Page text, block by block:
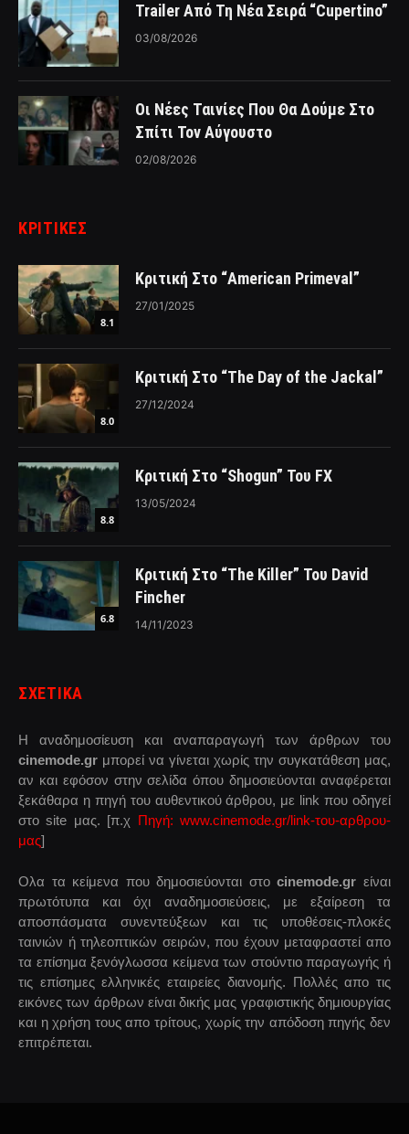
Trailer Από Τη Νέα Σειρά “Cupertino”
03/08/2026
Οι Νέες Ταινίες Που Θα Δούμε Στο
Σπίτι Τον Αύγουστο
02/08/2026
ΚΡΙΤΙΚΈΣ
8.1
Κριτική Στο “American Primeval”
27/01/2025
8.0
Κριτική Στο “The Day of the Jackal”
27/12/2024
8.8
Κριτική Στο “Shogun” Του FX
13/05/2024
6.8
Κριτική Στο “The Killer” Του David
Fincher
14/11/2023
ΣΧΕΤΙΚΑ
Η αναδημοσίευση και αναπαραγωγή των άρθρων του
cinemode.gr μπορεί να γίνεται χωρίς την συγκατάθεση μας,
αν και εφόσον στην σελίδα όπου δημοσιεύονται αναφέρεται
ξεκάθαρα η πηγή του αυθεντικού άρθρου, με link που οδηγεί
στο site μας. [π.χ Πηγή: www.cinemode.gr/link-του-αρθρου-
μας]
Ολα τα κείμενα που δημοσιεύονται στοcinemode.gr είναι
πρωτότυπα και όχι αναδημοσιεύσεις, με εξαίρεση τα
αποσπάσματα συνεντεύξεων και τις υποθέσεις-πλοκές
ταινιών ή τηλεοπτικών σειρών, που έχουν μεταφραστεί απο
τα επίσημα ξενόγλωσσα κείμενα των στούντιο παραγωγής ή
τις επίσημες ελληνικές εταιρείες διανομής. Πολλές απο τις
εικόνες των άρθρων είναι δικής μας γραφιστικής δημιουργίας
και η χρήση τους απο τρίτους, χωρίς την απόδοση πηγής δεν
επιτρέπεται.